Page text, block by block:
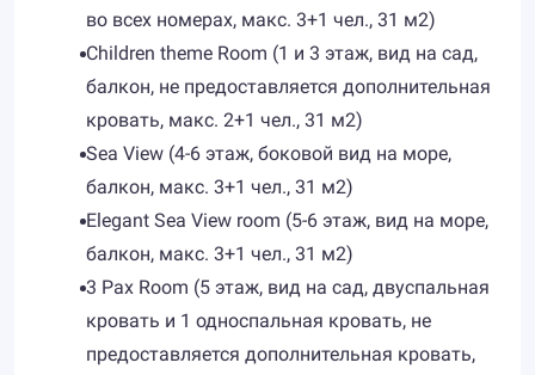
во всех номерах, макс. 3+1 чел., 31 м2)
Children theme Room (1 и 3 этаж, вид на сад,
балкон, не предоставляется дополнительная
кровать, макс. 2+1 чел., 31 м2)
Sea View (4-6 этаж, боковой вид на море,
балкон, макс. 3+1 чел., 31 м2)
Elegant Sea View room (5-6 этаж, вид на море,
балкон, макс. 3+1 чел., 31 м2)
3 Pax Room (5 этаж, вид на сад, двуспальная
кровать и 1 односпальная кровать, не
предоставляется дополнительная кровать,